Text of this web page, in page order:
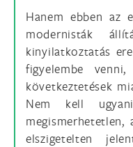
Hanem ebben az
modernisták
kinyilatkoztatás
figyelembe
következtetések
Nem kell
megismerhetetlen,
elszigetelten